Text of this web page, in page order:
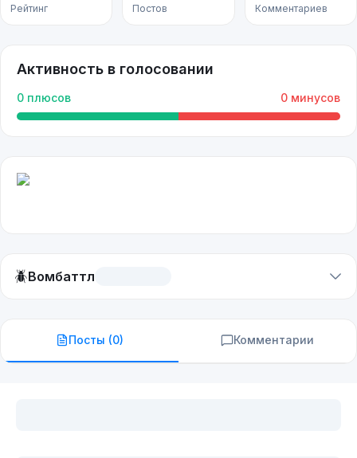
Рейтинг Постов Комментариев
Активность в голосовании
0 плюсов 0 минусов
🪲Вомбаттл
Посты (0) Комментарии